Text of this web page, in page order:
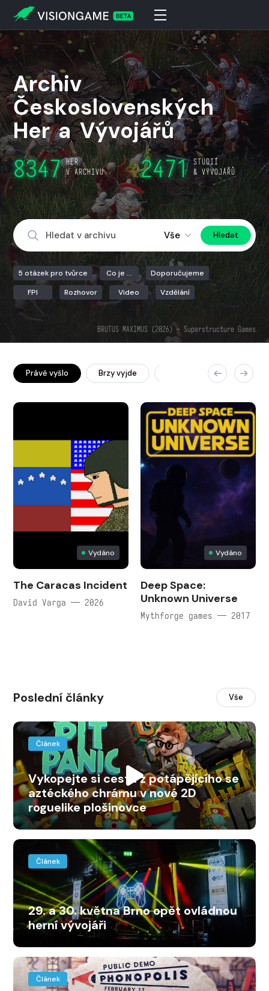
BRUTUS MAXIMUS (2026) – Superstructure Games
Archiv
Československých
Her a Vývojářů
8347 HER
V ARCHIVU
2471 STUDIÍ
& VÝVOJÁŘŮ
Vše Hledat
5 otázek pro tvůrce Co je ...
Doporučujeme
FPI
Rozhovor Video Vzdělání
Právě vyšlo Brzy vyjde Nově v archivu Vše
Vydáno
The Caracas Incident
David Varga — 2026
Vydáno
Deep Space:
Unknown Universe
Mythforge games — 2017
Poslední články Vše
Článek
Vykopejte si cestu z potápějícího se
aztéckého chrámu v nové 2D
roguelike plošinovce
Článek
29. a 30. května Brno opět ovládnou
herní vývojáři
Článek